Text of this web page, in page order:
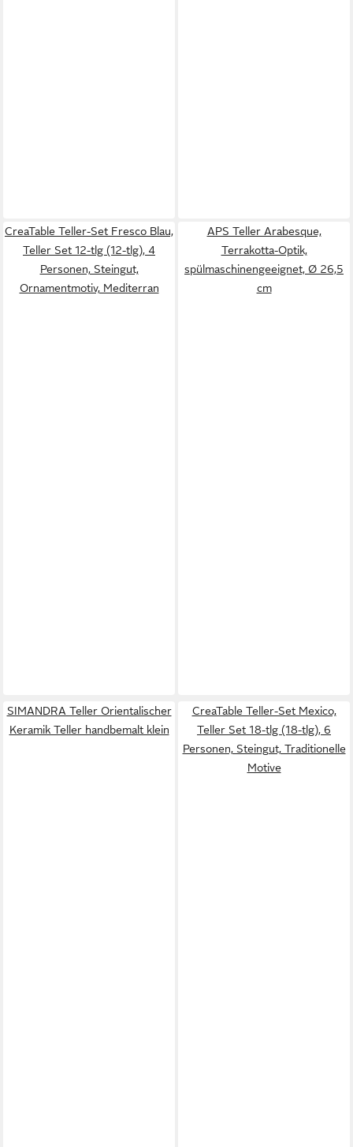
CreaTable Teller-Set Fresco Blau,
Teller Set 12-tlg (12-tlg), 4
Personen, Steingut,
Ornamentmotiv, Mediterran
APS Teller Arabesque,
Terrakotta-Optik,
spülmaschinengeeignet, Ø 26,5
cm
SIMANDRA Teller Orientalischer
Keramik Teller handbemalt klein
CreaTable Teller-Set Mexico,
Teller Set 18-tlg (18-tlg), 6
Personen, Steingut, Traditionelle
Motive